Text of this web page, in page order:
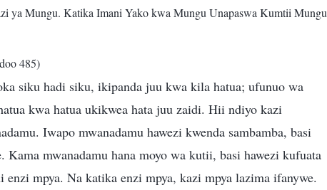
ya Mungu. Katika Imani Yako kwa Mungu Unapaswa Kumtii Mungu
485)
siku hadi siku, ikipanda juu kwa kila hatua; ufunuo wa
kwa hatua ukikwea hata juu zaidi. Hii ndiyo kazi
Iwapo mwanadamu hawezi kwenda sambamba, basi
Kama mwanadamu hana moyo wa kutii, basi hawezi kufuata
mpya. Na katika enzi mpya, kazi mpya lazima ifanywe.